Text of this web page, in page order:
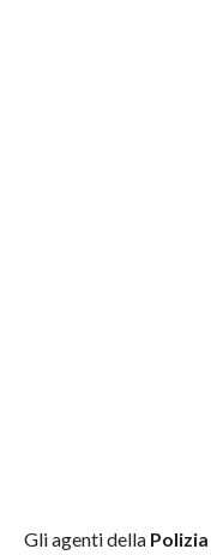
Gli agenti della Polizia